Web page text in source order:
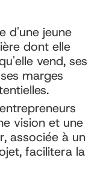
d'une jeune
dont elle
vend, ses
marges
vision et une
associée à un
facilitera la